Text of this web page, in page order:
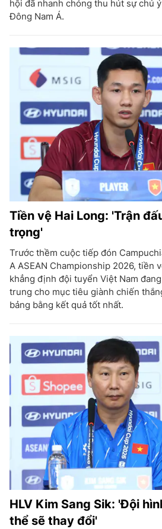
hội đã nhanh chóng thu hút sự chú
Đông Nam Á.
Tiền vệ Hai Long: 'Trận
trọng'
Trước thềm cuộc tiếp đón
A ASEAN Championship 2026, tiền
khẳng định đội tuyển Việt Nam
trung cho mục tiêu giành chiến
bảng bằng kết quả tốt nhất.
HLV Kim Sang Sik: 'Đội
thể sẽ thay đổi'